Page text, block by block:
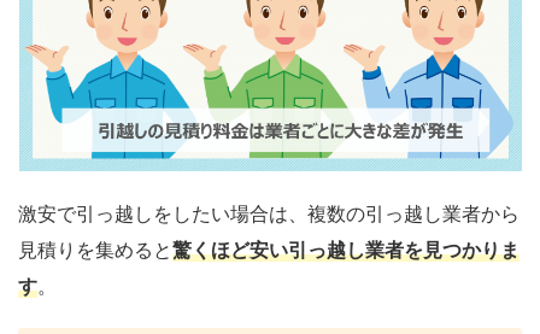
激安で引っ越しをしたい場合は、複数の引っ越し業者から
見積りを集めると驚くほど安い引っ越し業者を見つかりま
す。